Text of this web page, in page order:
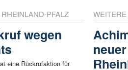
PFALZ
wegen
eine Rückrufaktion für